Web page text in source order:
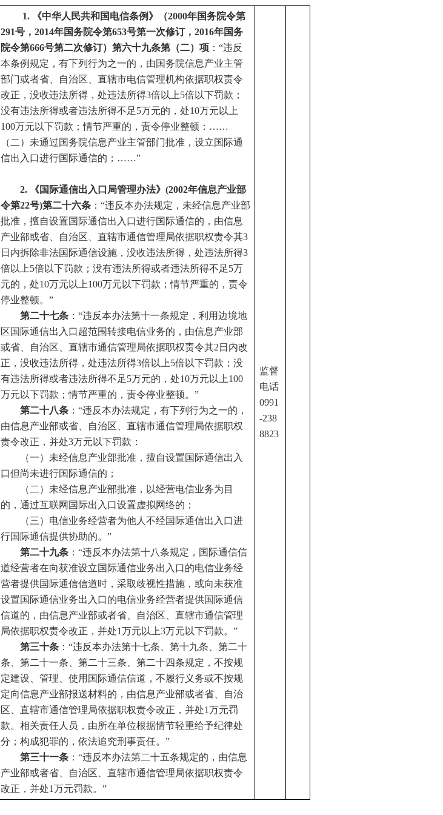
1. 《中华人民共和国电信条例》（2000年国务院令第
291号，2014年国务院令第653号第一次修订，2016年国务
院令第666号第二次修订）第六十九条第（二）项 ：“违反
本条例规定，有下列行为之一的，由国务院信息产业主管
部门或者省、自治区、直辖市电信管理机构依据职权责令
改正，没收违法所得，处违法所得3倍以上5倍以下罚款；
没有违法所得或者违法所得不足5万元的，处10万元以上
100万元以下罚款；情节严重的，责令停业整顿：……
（二）未通过国务院信息产业主管部门批准，设立国际通
信出入口进行国际通信的；……”
2. 《国际通信出入口局管理办法》(2002年信息产业部
令第22号)第二十六条 ：“违反本办法规定，未经信息产业部
批准，擅自设置国际通信出入口进行国际通信的，由信息
产业部或省、自治区、直辖市通信管理局依据职权责令其3
日内拆除非法国际通信设施，没收违法所得，处违法所得3
倍以上5倍以下罚款；没有违法所得或者违法所得不足5万
元的，处10万元以上100万元以下罚款；情节严重的，责令
停业整顿。”
第二十七条 ：“违反本办法第十一条规定，利用边境地
区国际通信出入口超范围转接电信业务的，由信息产业部
或省、自治区、直辖市通信管理局依据职权责令其2日内改
正，没收违法所得，处违法所得3倍以上5倍以下罚款；没
有违法所得或者违法所得不足5万元的，处10万元以上100
万元以下罚款；情节严重的，责令停业整顿。”
第二十八条 ：“违反本办法规定，有下列行为之一的，
由信息产业部或省、自治区、直辖市通信管理局依据职权
责令改正，并处3万元以下罚款：
（一）未经信息产业部批准，擅自设置国际通信出入
口但尚未进行国际通信的；
（二）未经信息产业部批准，以经营电信业务为目
的，通过互联网国际出入口设置虚拟网络的；
（三）电信业务经营者为他人不经国际通信出入口进
行国际通信提供协助的。”
第二十九条 ：“违反本办法第十八条规定，国际通信信
道经营者在向获准设立国际通信业务出入口的电信业务经
营者提供国际通信信道时，采取歧视性措施，或向未获准
设置国际通信业务出入口的电信业务经营者提供国际通信
信道的，由信息产业部或者省、自治区、直辖市通信管理
局依据职权责令改正，并处1万元以上3万元以下罚款。”
第三十条 ：“违反本办法第十七条、第十九条、第二十
条、第二十一条、第二十三条、第二十四条规定，不按规
定建设、管理、使用国际通信信道，不履行义务或不按规
定向信息产业部报送材料的，由信息产业部或者省、自治
区、直辖市通信管理局依据职权责令改正，并处1万元罚
款。相关责任人员，由所在单位根据情节轻重给予纪律处
分；构成犯罪的，依法追究刑事责任。”
第三十一条 ：“违反本办法第二十五条规定的，由信息
产业部或者省、自治区、直辖市通信管理局依据职权责令
改正，并处1万元罚款。”
监督
电话
0991
-238
8823